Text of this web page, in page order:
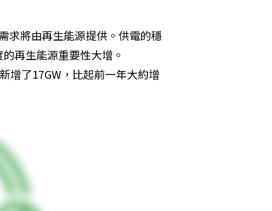
求將由再生能源提供。供電的穩
再生能源重要性大增。
增了17GW，比起前一年大約增